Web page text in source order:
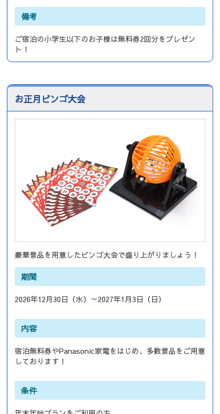
備考
ご宿泊の小学生以下のお子様は無料券2回分をプレゼン
ト！
お正月ビンゴ大会
豪華景品を用意したビンゴ大会で盛り上がりましょう！
期間
2026年12月30日（水）～2027年1月3日（日）
内容
宿泊無料券やPanasonic家電をはじめ、多数景品をご用意
しております！
条件